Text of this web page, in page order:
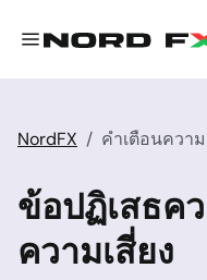
NordFX คำเตือนความ
ข้อปฏิเสธค
ความเสี่ยง